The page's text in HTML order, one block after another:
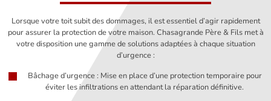
Lorsque votre toit subit des dommages, il est essentiel d’agir rapidement
pour assurer la protection de votre maison. Chasagrande Père & Fils met à
votre disposition une gamme de solutions adaptées à chaque situation
d’urgence :
Bâchage d’urgence : Mise en place d’une protection temporaire pour
éviter les infiltrations en attendant la réparation définitive.